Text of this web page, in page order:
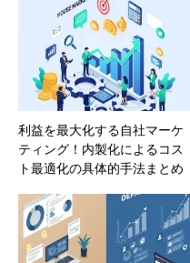
利益を最大化する自社マーケ
ティング！内製化によるコス
ト最適化の具体的手法まとめ